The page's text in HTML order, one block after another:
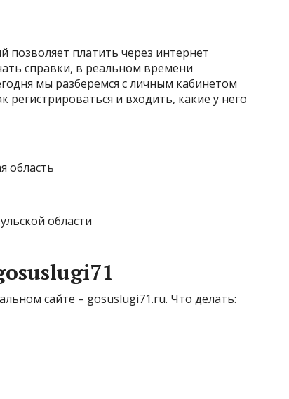
позволяет платить через интернет
справки, в реальном времени
мы разберемся с личным кабинетом
регистрироваться и входить, какие у него
область
области
сайте – gosuslugi71.ru. Что делать: